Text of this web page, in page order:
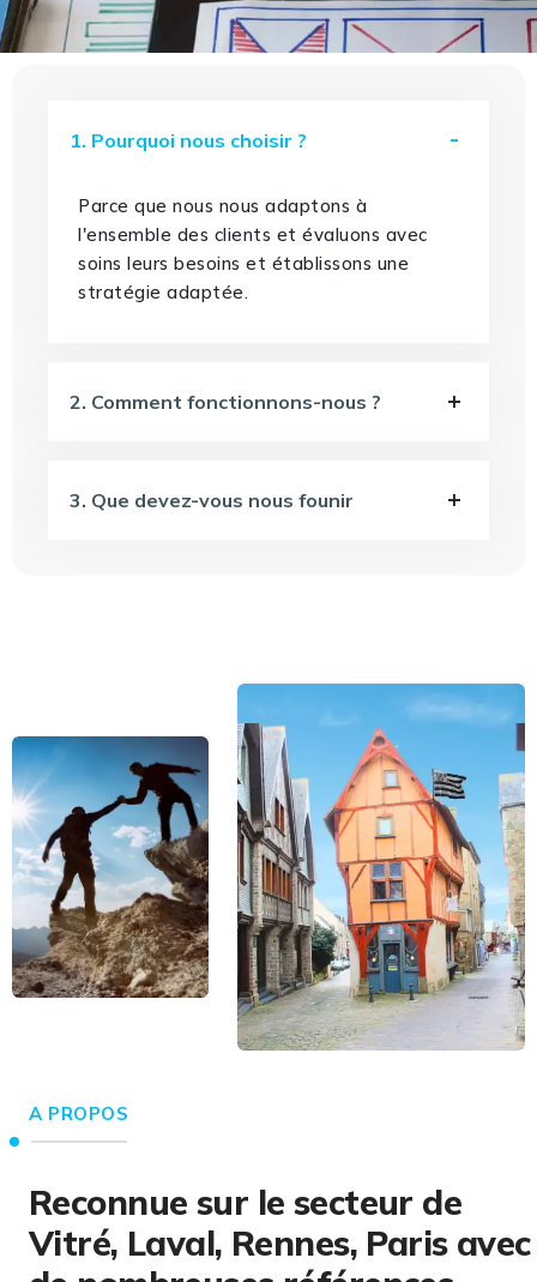
1. Pourquoi nous choisir ?
Parce que nous nous adaptons à
l'ensemble des clients et évaluons avec
soins leurs besoins et établissons une
stratégie adaptée.
2. Comment fonctionnons-nous ?
3. Que devez-vous nous founir
A PROPOS
Reconnue sur le secteur de
Vitré, Laval, Rennes, Paris avec